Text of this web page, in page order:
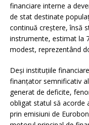
financiare interne a
de stat destinate
continuă creștere, însă
instrumente, estimat la
modest, reprezentând
Deși instituțiile
finanțator semnificativ
generat de deficite,
obligat statul să acorde
prin emisiuni de